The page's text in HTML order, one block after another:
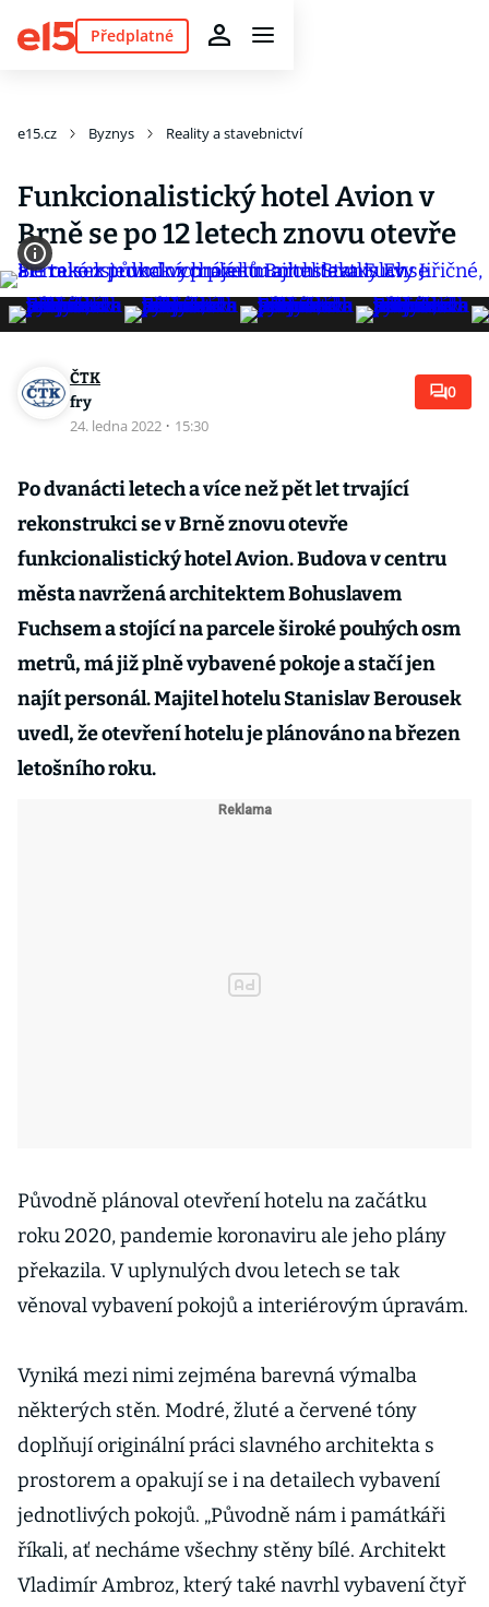
Předplatné
e15.cz Byznys Reality a stavebnictví
Funkcionalistický hotel Avion v
Brně se po 12 letech znovu otevře
ČTK
fry
24. ledna 2022 · 15:30
0
Po dvanácti letech a více než pět let trvající
rekonstrukci se v Brně znovu otevře
funkcionalistický hotel Avion. Budova v centru
města navržená architektem Bohuslavem
Fuchsem a stojící na parcele široké pouhých osm
metrů, má již plně vybavené pokoje a stačí jen
najít personál. Majitel hotelu Stanislav Berousek
uvedl, že otevření hotelu je plánováno na březen
letošního roku.
Původně plánoval otevření hotelu na začátku
roku 2020, pandemie koronaviru ale jeho plány
překazila. V uplynulých dvou letech se tak
věnoval vybavení pokojů a interiérovým úpravám.
Vyniká mezi nimi zejména barevná výmalba
některých stěn. Modré, žluté a červené tóny
doplňují originální práci slavného architekta s
prostorem a opakují se i na detailech vybavení
jednotlivých pokojů. „Původně nám i památkáři
říkali, ať necháme všechny stěny bílé. Architekt
Vladimír Ambroz, který také navrhl vybavení čtyř